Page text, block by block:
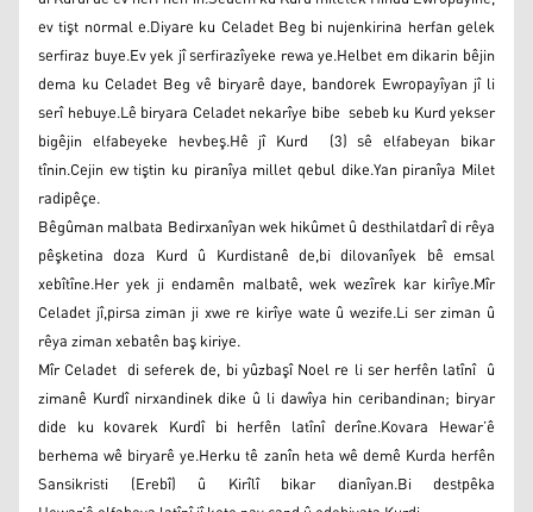
ev tişt normal e.Diyare ku Celadet Beg bi nujenkirina herfan gelek
serfiraz buye.Ev yek jî serfirazîyeke rewa ye.Helbet em dikarin bêjin
dema ku Celadet Beg vê biryarê daye, bandorek Ewropayîyan jî li
serî hebuye.Lê biryara Celadet nekarîye bibe sebeb ku Kurd yekser
bigêjin elfabeyeke hevbeş.Hê jî Kurd (3) sê elfabeyan bikar
tînin.Cejin ew tiştin ku piranîya millet qebul dike.Yan piranîya Milet
radipêçe.
Bêgûman malbata Bedirxanîyan wek hikûmet û desthilatdarî di rêya
pêşketina doza Kurd û Kurdistanê de,bi dilovanîyek bê emsal
xebîtîne.Her yek ji endamên malbatê, wek wezîrek kar kirîye.Mîr
Celadet jî,pirsa ziman ji xwe re kirîye wate û wezife.Li ser ziman û
rêya ziman xebatên baş kiriye.
Mîr Celadet di seferek de, bi yûzbaşî Noel re li ser herfên latînî û
zimanê Kurdî nirxandinek dike û li dawîya hin ceribandinan; biryar
dide ku kovarek Kurdî bi herfên latînî derîne.Kovara Hewar’ê
berhema wê biryarê ye.Herku tê zanîn heta wê demê Kurda herfên
Sansikristi (Erebî) û Kirîlî bikar dianîyan.Bi destpêka